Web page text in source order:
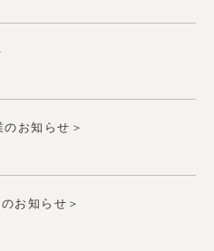
お知らせ＞
お知らせ＞